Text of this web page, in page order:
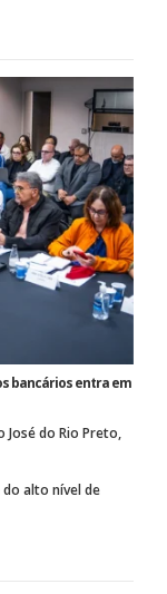
bancários entra em
do Rio Preto,
alto nível de